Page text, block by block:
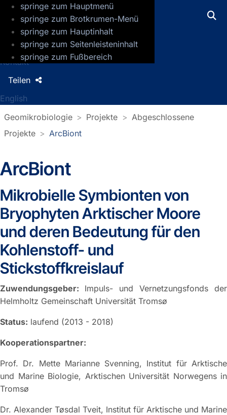
springe zum Hauptmenü
springe zum Brotkrumen-Menü
springe zum Hauptinhalt
springe zum Seitenleisteninhalt
springe zum Fußbereich
GFZ Helmholtz-Zentrum für
Presse
Jobs
Kontakt
English
Teilen
Geomikrobiologie Projekte
Abgeschlossene
Projekte
ArcBiont
ArcBiont
Mikrobielle Symbionten von
Bryophyten Arktischer Moore
und deren Bedeutung für den
Kohlenstoff- und
Stickstoffkreislauf
Zuwendungsgeber: Impuls- und Vernetzungsfonds der
Helmholtz Gemeinschaft Universität Tromsø
Status: laufend (2013 - 2018)
Kooperationspartner:
Prof. Dr. Mette Marianne Svenning, Institut für Arktische
und Marine Biologie, Arktischen Universität Norwegens in
Tromsø
Dr. Alexander Tøsdal Tveit, Institut für Arktische und Marine